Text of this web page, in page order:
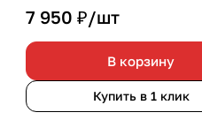
7 950 ₽/шт
В корзину
Купить в 1 клик